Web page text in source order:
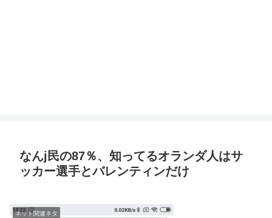
なんj民の87％、知ってるオランダ人はサ
ッカー選手とバレンティンだけ
ネット関連ネタ